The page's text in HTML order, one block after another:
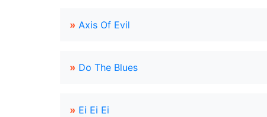
» Axis Of Evil
» Do The Blues
» Ei Ei Ei